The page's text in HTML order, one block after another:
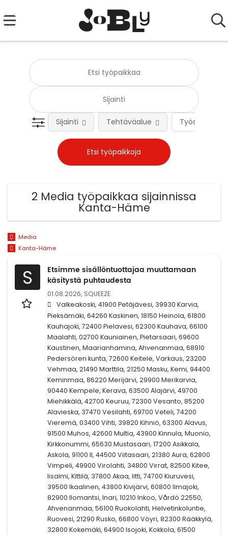
Työsuhteen
Sijainti Tehtäväalue
2 Media työpaikkaa sijainnissa
Kanta-Häme
Media
Kanta-Häme
S
Etsimme sisällöntuottajaa muuttamaan
käsitystä puhtaudesta
01.08.2026, SQUEEZE
Valkeakoski, 41900 Petäjävesi, 39930 Karvia,
Pieksämäki, 64260 Kaskinen, 18150 Heinola, 61800
Kauhajoki, 72400 Pielavesi, 62300 Kauhava, 66100
Maalahti, 02700 Kauniainen, Pietarsaari, 69600
Kaustinen, Maarianhamina, Ahvenanmaa, 68910
Pedersören kunta, 72600 Keitele, Varkaus, 23200
Vehmaa, 21490 Marttila, 21250 Masku, Kemi, 94400
Keminmaa, 86220 Merijärvi, 29900 Merikarvia,
90440 Kempele, Kerava, 63500 Alajärvi, 49700
Miehikkälä, 42700 Keuruu, 72300 Vesanto, 85200
Alavieska, 37470 Vesilahti, 69700 Veteli, 74200
Vieremä, 03400 Vihti, 39820 Kihniö, 63300 Alavus,
91500 Muhos, 42600 Multia, 43900 Kinnula, Muonio,
Kirkkonummi, 65630 Mustasaari, 17200 Asikkala,
Askola, 91100 II, 44500 Viitasaari, 21380 Aura, 62800
Vimpeli, 49900 Virolahti, 34800 Virrat, 82500 Kitee,
Iisalmi, Kittilä, 37800 Akaa, Iitti, 74700 Kiuruvesi,
39500 Ikaalinen, 43800 Kivijärvi, 60800 Ilmajoki,
82900 Ilomantsi, Inari, 10210 Inkoo, Vårdö 22550,
Ahvenanmaa, 56100 Ruokolahti, Helvetinkoluntie,
Ruovesi, 21290 Rusko, 66800 Vöyri, 82300 Rääkkylä,
32800 Kokemäki, 64900 Isojoki, Kokkola, 61500